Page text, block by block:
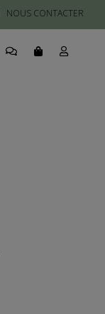
NOUS CONTACTER